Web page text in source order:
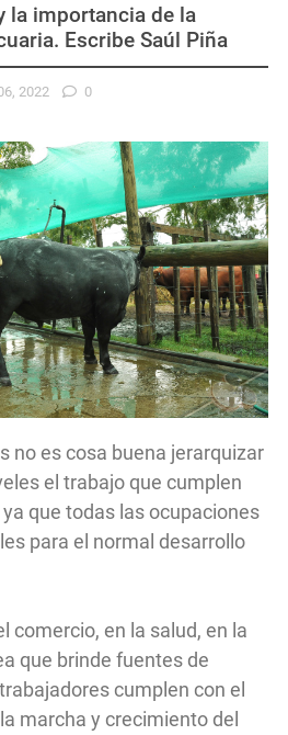
la importancia de la
Escribe Saúl Piña
2022 0
no es cosa buena jerarquizar
el trabajo que cumplen
que todas las ocupaciones
para el normal desarrollo
comercio, en la salud, en la
que brinde fuentes de
cumplen con el
marcha y crecimiento del